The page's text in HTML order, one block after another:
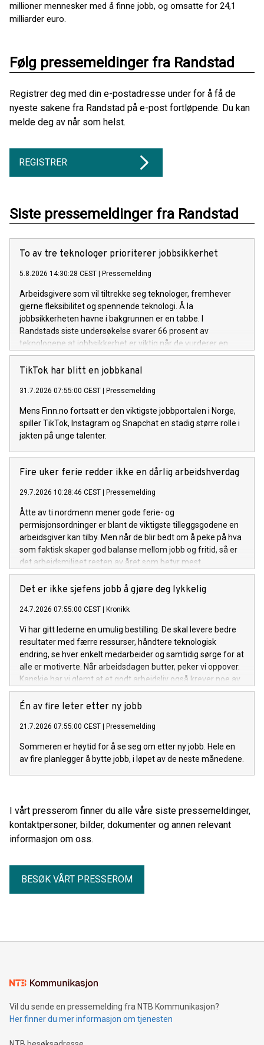
millioner mennesker med å finne jobb, og omsatte for 24,1
milliarder euro.
Følg pressemeldinger fra Randstad
Registrer deg med din e-postadresse under for å få de
nyeste sakene fra Randstad på e-post fortløpende. Du kan
melde deg av når som helst.
REGISTRER
Siste pressemeldinger fra Randstad
To av tre teknologer prioriterer jobbsikkerhet
5.8.2026 14:30:28 CEST Pressemelding
Arbeidsgivere som vil tiltrekke seg teknologer, fremhever
gjerne fleksibilitet og spennende teknologi. Å la
jobbsikkerheten havne i bakgrunnen er en tabbe. I
Randstads siste undersøkelse svarer 66 prosent av
teknologene at jobbsikkerhet er viktig når de vurderer en
arbeidsgiver, mot 55 prosent blant de øvrige respondentene.
TikTok har blitt en jobbkanal
31.7.2026 07:55:00 CEST Pressemelding
Mens Finn.no fortsatt er den viktigste jobbportalen i Norge,
spiller TikTok, Instagram og Snapchat en stadig større rolle i
jakten på unge talenter.
Fire uker ferie redder ikke en dårlig arbeidshverdag
29.7.2026 10:28:46 CEST Pressemelding
Åtte av ti nordmenn mener gode ferie- og
permisjonsordninger er blant de viktigste tilleggsgodene en
arbeidsgiver kan tilby. Men når de blir bedt om å peke på hva
som faktisk skaper god balanse mellom jobb og fritid, så er
det arbeidsmiljøet resten av året som betyr mest.
Det er ikke sjefens jobb å gjøre deg lykkelig
24.7.2026 07:55:00 CEST Kronikk
Vi har gitt lederne en umulig bestilling. De skal levere bedre
resultater med færre ressurser, håndtere teknologisk
endring, se hver enkelt medarbeider og samtidig sørge for at
alle er motiverte. Når arbeidsdagen butter, peker vi oppover.
Kanskje har vi glemt at et godt arbeidsliv også krever noe av
den som blir ledet.
Én av fire leter etter ny jobb
21.7.2026 07:55:00 CEST Pressemelding
Sommeren er høytid for å se seg om etter ny jobb. Hele en
av fire planlegger å bytte jobb, i løpet av de neste månedene.
I vårt presserom finner du alle våre siste pressemeldinger,
kontaktpersoner, bilder, dokumenter og annen relevant
informasjon om oss.
BESØK VÅRT PRESSEROM
Vil du sende en pressemelding fra NTB Kommunikasjon?
Her finner du mer informasjon om tjenesten